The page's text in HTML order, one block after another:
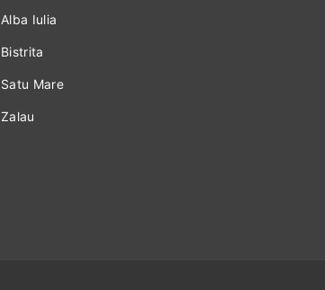
Alba Iulia
Bistrita
Satu Mare
Zalau